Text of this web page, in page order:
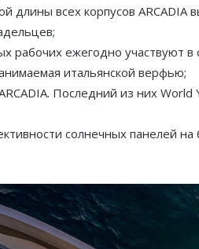
длины всех корпусов ARCADIA
ежегодно участвуют в
итальянской верфью;
Последний из них World
солнечных панелей на